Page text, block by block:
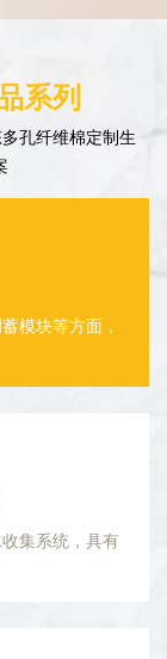
系列
孔纤维棉定制生
模块等方面，
集系统，具有